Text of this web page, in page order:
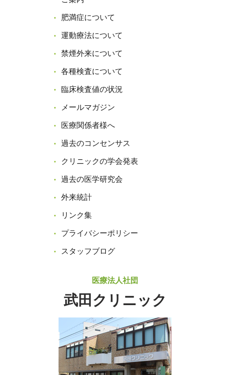
肥満症について
運動療法について
禁煙外来について
各種検査について
臨床検査値の状況
メールマガジン
医療関係者様へ
過去のコンセンサス
クリニックの学会発表
過去の医学研究会
外来統計
リンク集
プライバシーポリシー
スタッフブログ
医療法人社団
武田クリニック